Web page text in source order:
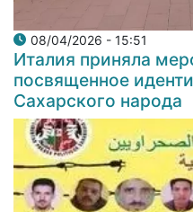
08/04/2026 - 15:51
Италия приняла
посвященное
Сахарского народа